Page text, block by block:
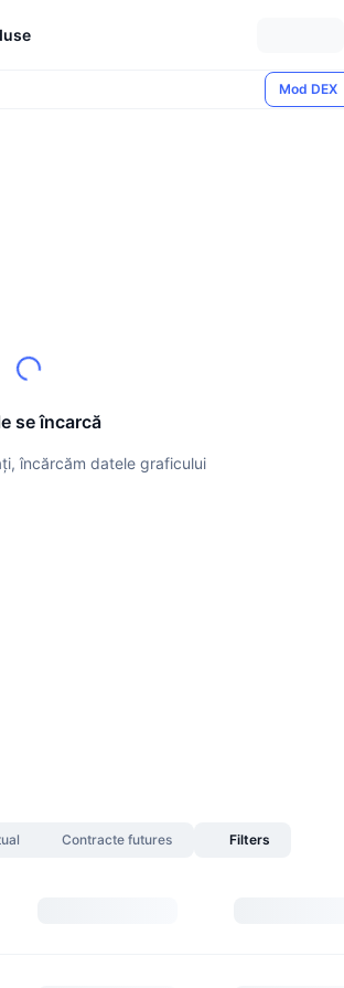
Mod DEX
se încarcă
încărcăm datele graficului
Contracte futures Filters